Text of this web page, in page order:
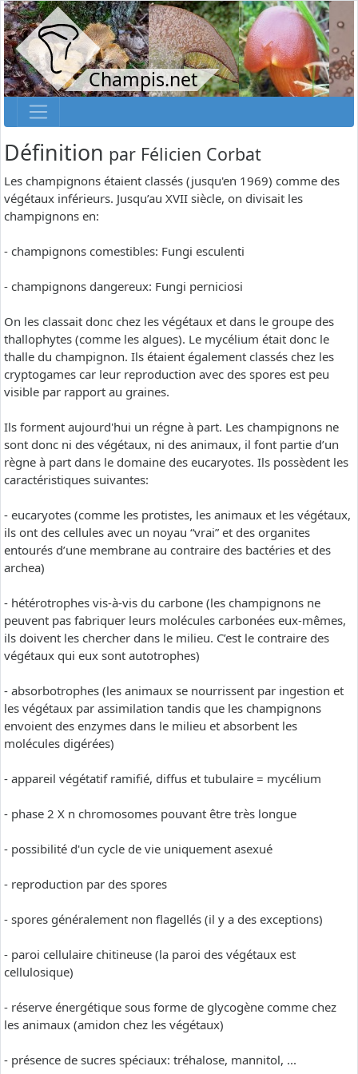
Champis.net
Définition par Félicien Corbat
Les champignons étaient classés (jusqu'en 1969) comme des
végétaux inférieurs. Jusqu’au XVII siècle, on divisait les
champignons en:
- champignons comestibles: Fungi esculenti
- champignons dangereux: Fungi perniciosi
On les classait donc chez les végétaux et dans le groupe des
thallophytes (comme les algues). Le mycélium était donc le
thalle du champignon. Ils étaient également classés chez les
cryptogames car leur reproduction avec des spores est peu
visible par rapport au graines.
Ils forment aujourd'hui un régne à part. Les champignons ne
sont donc ni des végétaux, ni des animaux, il font partie d’un
règne à part dans le domaine des eucaryotes. Ils possèdent les
caractéristiques suivantes:
- eucaryotes (comme les protistes, les animaux et les végétaux,
ils ont des cellules avec un noyau “vrai” et des organites
entourés d’une membrane au contraire des bactéries et des
archea)
- hétérotrophes vis-à-vis du carbone (les champignons ne
peuvent pas fabriquer leurs molécules carbonées eux-mêmes,
ils doivent les chercher dans le milieu. C’est le contraire des
végétaux qui eux sont autotrophes)
- absorbotrophes (les animaux se nourrissent par ingestion et
les végétaux par assimilation tandis que les champignons
envoient des enzymes dans le milieu et absorbent les
molécules digérées)
- appareil végétatif ramifié, diffus et tubulaire = mycélium
- phase 2 X n chromosomes pouvant être très longue
- possibilité d'un cycle de vie uniquement asexué
- reproduction par des spores
- spores généralement non flagellés (il y a des exceptions)
- paroi cellulaire chitineuse (la paroi des végétaux est
cellulosique)
- réserve énergétique sous forme de glycogène comme chez
les animaux (amidon chez les végétaux)
- présence de sucres spéciaux: tréhalose, mannitol, ...